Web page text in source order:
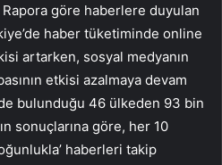
Rapora göre haberlere duyulan
haber tüketiminde online
artarken, sosyal medyanın
etkisi azalmaya devam
bulunduğu 46 ülkeden 93 bin
sonuçlarına göre, her 10
haberleri takip